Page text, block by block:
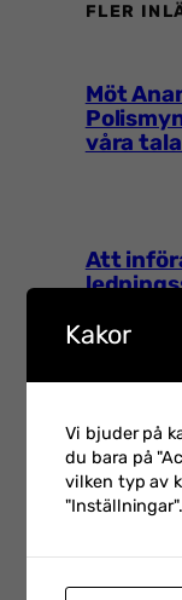
FLER
Möt
våra
Att
Klein
Kakor
Vi bjuder på
du bara på
vilken typ av
"Inställningar".